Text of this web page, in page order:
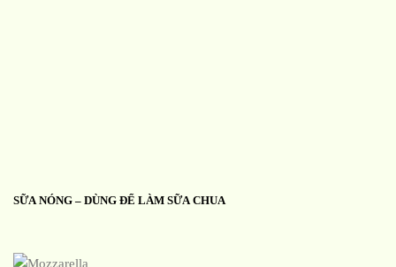
SỮA NÓNG – DÙNG ĐỂ LÀM SỮA CHUA